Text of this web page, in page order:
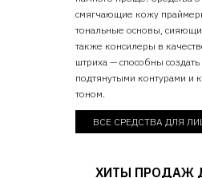
смягчающие кожу
тональные основы,
также консилеры в
штриха — способны создать
подтянутыми контурами и
тоном.
ВСЕ СРЕДСТВА ДЛЯ
ХИТЫ ПРОДАЖ